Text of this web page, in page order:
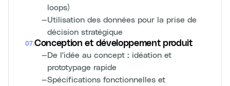
loops)
—Utilisation des données pour la prise de
décision stratégique
07.Conception et développement produit
—De l'idée au concept : idéation et
prototypage rapide
—Spécifications fonctionnelles et